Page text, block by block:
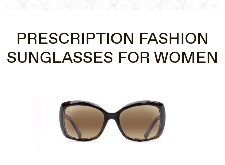
PRESCRIPTION FASHION
SUNGLASSES FOR WOMEN